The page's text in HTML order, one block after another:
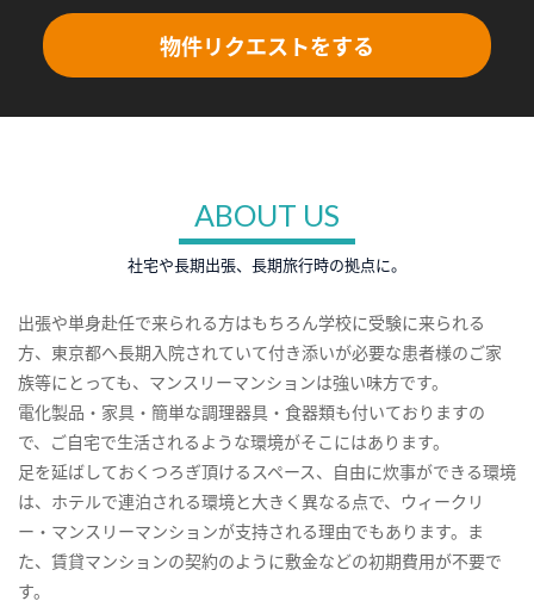
物件リクエストをする
ABOUT US
社宅や長期出張、長期旅行時の拠点に。
出張や単身赴任で来られる方はもちろん学校に受験に来られる
方、東京都へ長期入院されていて付き添いが必要な患者様のご家
族等にとっても、マンスリーマンションは強い味方です。
電化製品・家具・簡単な調理器具・食器類も付いておりますの
で、ご自宅で生活されるような環境がそこにはあります。
足を延ばしておくつろぎ頂けるスペース、自由に炊事ができる環境
は、ホテルで連泊される環境と大きく異なる点で、ウィークリ
ー・マンスリーマンションが支持される理由でもあります。ま
た、賃貸マンションの契約のように敷金などの初期費用が不要で
す。